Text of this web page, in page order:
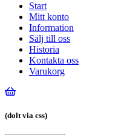
Start
Mitt konto
Information
Sälj till oss
Historia
Kontakta oss
Varukorg
(dolt via css)